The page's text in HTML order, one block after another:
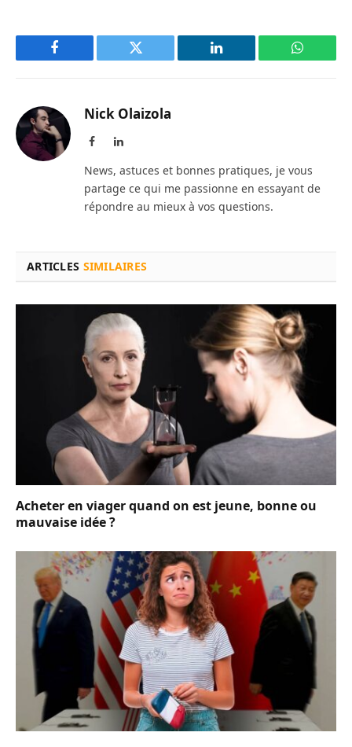
Facebook Twitter LinkedIn
Nick Olaizola
FacebookLinkedIn
News, astuces et bonnes pratiques, je vous
partage ce qui me passionne en essayant de
répondre au mieux à vos questions.
ARTICLES SIMILAIRES
Acheter en viager quand on est jeune, bonne ou
mauvaise idée ?